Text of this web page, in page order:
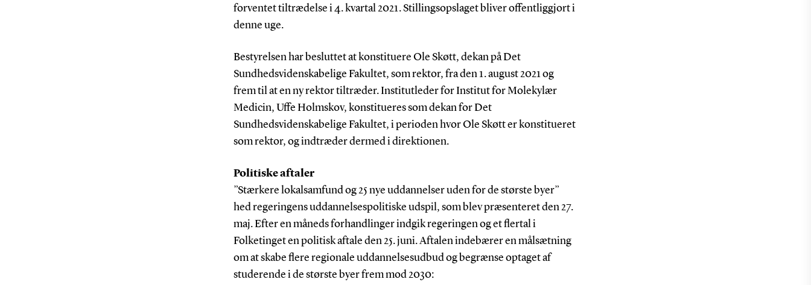
forventet tiltrædelse i 4. kvartal 2021. Stillingsopslaget bliver offentliggjort i
denne uge.
Bestyrelsen har besluttet at konstituere Ole Skøtt, dekan på Det
Sundhedsvidenskabelige Fakultet, som rektor, fra den 1. august 2021 og
frem til at en ny rektor tiltræder. Institutleder for Institut for Molekylær
Medicin, Uffe Holmskov, konstitueres som dekan for Det
Sundhedsvidenskabelige Fakultet, i perioden hvor Ole Skøtt er konstitueret
som rektor, og indtræder dermed i direktionen.
Politiske aftaler
”Stærkere lokalsamfund og 25 nye uddannelser uden for de største byer”
hed regeringens uddannelsespolitiske udspil, som blev præsenteret den 27.
maj. Efter en måneds forhandlinger indgik regeringen og et flertal i
Folketinget en politisk aftale den 25. juni. Aftalen indebærer en målsætning
om at skabe flere regionale uddannelsesudbud og begrænse optaget af
studerende i de største byer frem mod 2030: